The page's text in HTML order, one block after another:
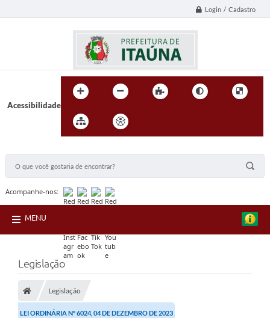
Login / Cadastro
Acessibilidade
Acompanhe-nos:
MENU
Legislação
Legislação
LEI ORDINÁRIA Nº 6024, 04 DE DEZEMBRO DE 2023